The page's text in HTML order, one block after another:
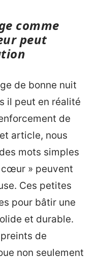
comme
peut
de bonne nuit
il peut en réalité
de
article, nous
mots simples
cœur » peuvent
Ces petites
pour bâtir une
et durable.
de
non seulement